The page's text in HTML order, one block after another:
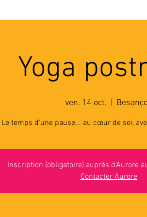
Yoga
ven. 14 oct.
Le temps d'une pause... au cœur de soi,
Inscription (obligatoire) auprès d'Aurore
Contacter Aurore